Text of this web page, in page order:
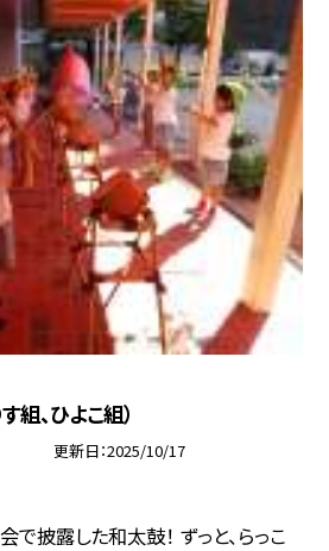
組、ひよこ組）
更新日 2025/10/17
で披露した和太鼓！ ずっと、らっこ